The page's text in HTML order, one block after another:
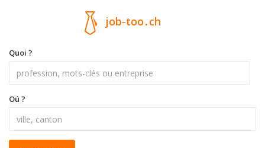
job-too.ch
Quoi ?
Oú ?